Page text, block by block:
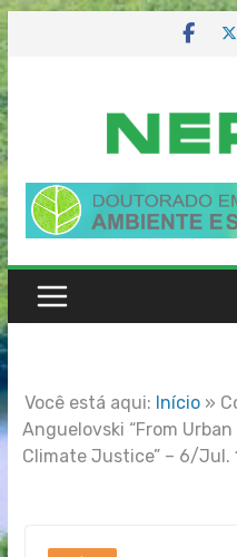
Skip
to
content
Você está aqui: Início»
Anguelovski “From
Climate Justice” – 6/Jul.